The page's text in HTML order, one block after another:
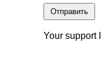
Отправить
Your support